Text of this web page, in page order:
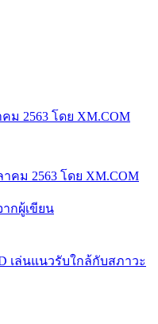
ม 2563 โดย XM.COM
คม 2563 โดย XM.COM
ากผู้เขียน
เล่นแนวรับใกล้กับสภาวะ